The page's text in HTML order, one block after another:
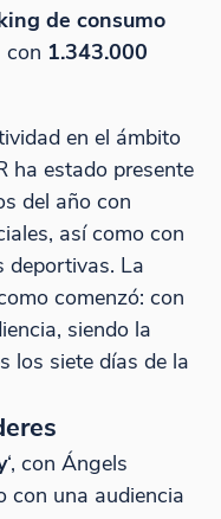
de consumo
con 1.343.000
en el ámbito
ha estado presente
del año con
así como con
deportivas. La
comenzó: con
siendo la
los siete días de la
‘, con Ángels
con una audiencia